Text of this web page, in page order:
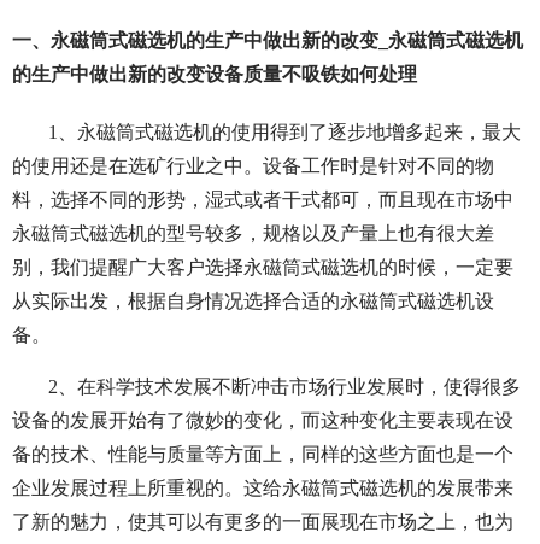
一、永磁筒式磁选机的生产中做出新的改变_永磁筒式磁选机
的生产中做出新的改变设备质量不吸铁如何处理
1、永磁筒式磁选机的使用得到了逐步地增多起来，最大
的使用还是在选矿行业之中。设备工作时是针对不同的物
料，选择不同的形势，湿式或者干式都可，而且现在市场中
永磁筒式磁选机的型号较多，规格以及产量上也有很大差
别，我们提醒广大客户选择永磁筒式磁选机的时候，一定要
从实际出发，根据自身情况选择合适的永磁筒式磁选机设
备。
2、在科学技术发展不断冲击市场行业发展时，使得很多
设备的发展开始有了微妙的变化，而这种变化主要表现在设
备的技术、性能与质量等方面上，同样的这些方面也是一个
企业发展过程上所重视的。这给永磁筒式磁选机的发展带来
了新的魅力，使其可以有更多的一面展现在市场之上，也为